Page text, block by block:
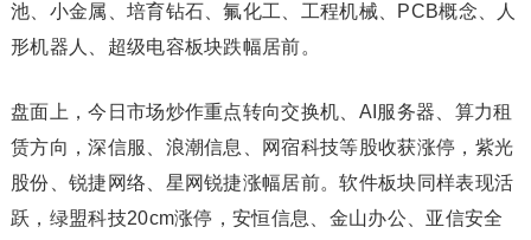
池、小金属、培育钻石、氟化工、工程机械、PCB概念、人
形机器人、超级电容板块跌幅居前。
盘面上，今日市场炒作重点转向交换机、AI服务器、算力租
赁方向，深信服、浪潮信息、网宿科技等股收获涨停，紫光
股份、锐捷网络、星网锐捷涨幅居前。软件板块同样表现活
跃，绿盟科技20cm涨停，安恒信息、金山办公、亚信安全